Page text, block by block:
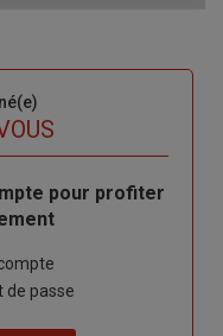
pour profiter
de passe